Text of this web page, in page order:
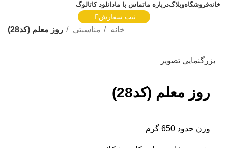
خانهفروشگاهوبلاگدرباره ماتماس با مادانلود کاتالوگ
ثبت سفارش
خانه مناسبتی روز معلم (کد28)
بزرگنمایی تصویر
روز معلم (کد28)
وزن حدود 650 گرم